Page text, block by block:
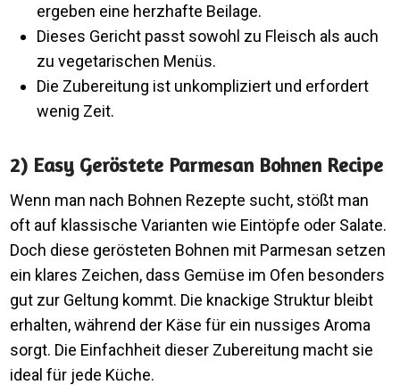
ergeben eine herzhafte Beilage.
Dieses Gericht passt sowohl zu Fleisch als auch
zu vegetarischen Menüs.
Die Zubereitung ist unkompliziert und erfordert
wenig Zeit.
2) Easy Geröstete Parmesan Bohnen Recipe
Wenn man nach Bohnen Rezepte sucht, stößt man
oft auf klassische Varianten wie Eintöpfe oder Salate.
Doch diese gerösteten Bohnen mit Parmesan setzen
ein klares Zeichen, dass Gemüse im Ofen besonders
gut zur Geltung kommt. Die knackige Struktur bleibt
erhalten, während der Käse für ein nussiges Aroma
sorgt. Die Einfachheit dieser Zubereitung macht sie
ideal für jede Küche.